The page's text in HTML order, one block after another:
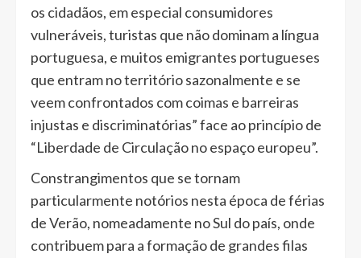
os cidadãos, em especial consumidores
vulneráveis, turistas que não dominam a língua
portuguesa, e muitos emigrantes portugueses
que entram no território sazonalmente e se
veem confrontados com coimas e barreiras
injustas e discriminatórias” face ao princípio de
“Liberdade de Circulação no espaço europeu”.
Constrangimentos que se tornam
particularmente notórios nesta época de férias
de Verão, nomeadamente no Sul do país, onde
contribuem para a formação de grandes filas